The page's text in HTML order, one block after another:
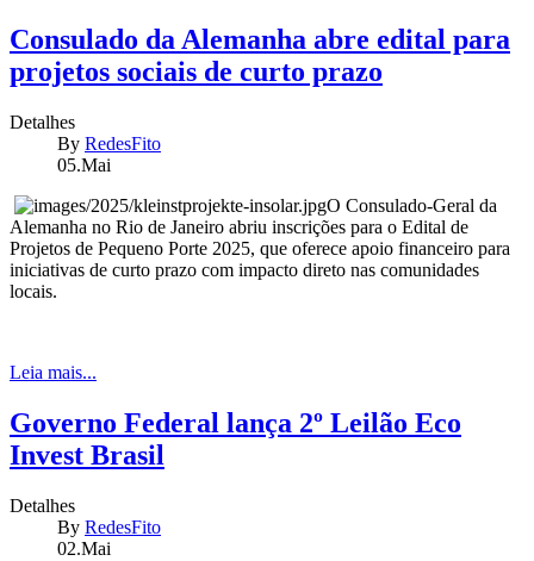
Consulado da Alemanha abre edital para
projetos sociais de curto prazo
Detalhes
By RedesFito
05.Mai
O Consulado-Geral da
Alemanha no Rio de Janeiro abriu inscrições para o Edital de
Projetos de Pequeno Porte 2025, que oferece apoio financeiro para
iniciativas de curto prazo com impacto direto nas comunidades
locais.
Leia mais...
Governo Federal lança 2º Leilão Eco
Invest Brasil
Detalhes
By RedesFito
02.Mai